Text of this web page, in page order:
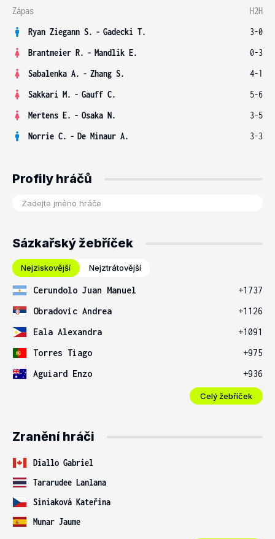
Zápas
H2H
Ryan Ziegann S. - Gadecki T.
3-0
Brantmeier R. - Mandlik E.
0-3
Sabalenka A. - Zhang S.
4-1
Sakkari M. - Gauff C.
5-6
Mertens E. - Osaka N.
3-5
Norrie C. - De Minaur A. 3-3
Profily hráčů
Sázkařský žebříček
Nejziskovější Nejztrátovější
Cerundolo Juan Manuel
+1737
Obradovic Andrea
+1126
Eala Alexandra
+1091
Torres Tiago
+975
Aguiard Enzo
+936
Celý žebříček
Zranění hráči
Diallo Gabriel
Tararudee Lanlana
Siniaková Kateřina
Munar Jaume